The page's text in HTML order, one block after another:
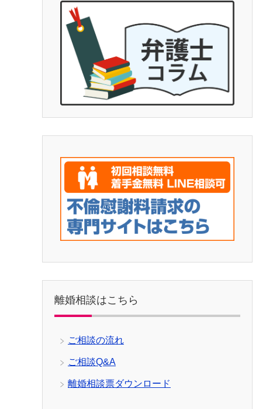
離婚相談はこちら
ご相談の流れ
ご相談Q&A
離婚相談票ダウンロード